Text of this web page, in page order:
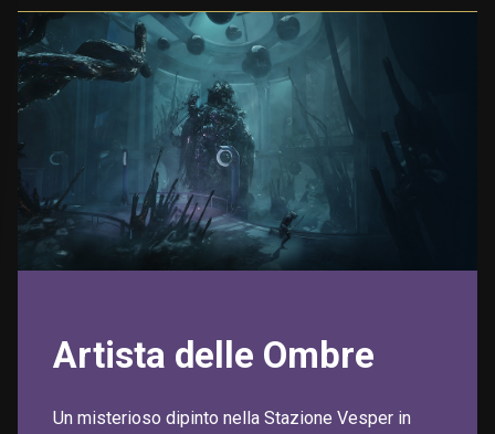
Artista delle Ombre
Un misterioso dipinto nella Stazione Vesper in